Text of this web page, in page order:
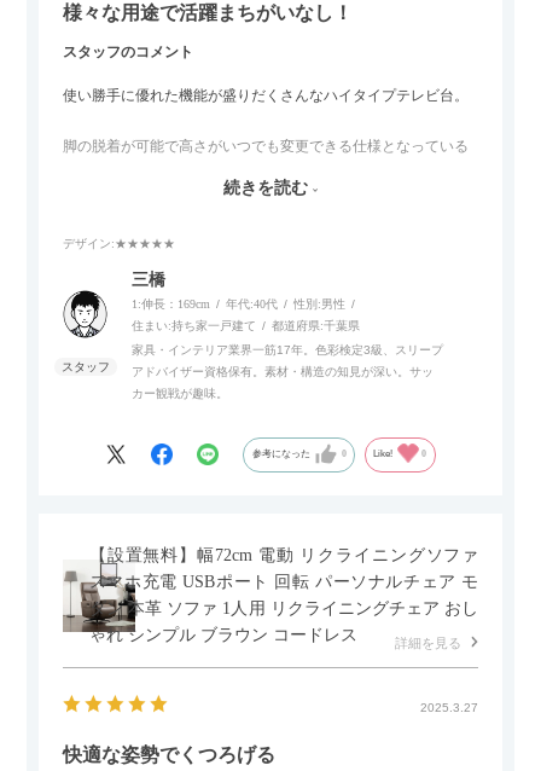
様々な用途で活躍まちがいなし！
スタッフのコメント
使い勝手に優れた機能が盛りだくさんなハイタイプテレビ台。
脚の脱着が可能で高さがいつでも変更できる仕様となっている
また、補助テーブルとして使用可能なスライドテーブルや収納
内部にもプリンターなどが置けるスライド棚板がついているの
でテレビ台以外にもオフィスなどでの収納家具やリビングでの
サイドボードとして多目的な用途に対応しています。
また、扉は横方向へのスライド式となっているので開閉時のス
ペースを最小限に抑えられ、省スペースでご利用いただけるの
続きを読む
デザイン:★★★★★
三橋
1:伸長：169cm 年代:40代 性別:男性
住まい:持ち家一戸建て 都道府県:千葉県
家具・インテリア業界一筋17年。色彩検定3級、スリープ
アドバイザー資格保有。素材・構造の知見が深い。サッ
カー観戦が趣味。
参考になった 0 Like! 0
【設置無料】幅72cm 電動 リクライニングソファ
スマホ充電 USBポート 回転 パーソナルチェア モ
ダン 本革 ソファ 1人用 リクライニングチェア おし
ゃれ シンプル ブラウン コードレス
詳細を見る
2025.3.27
快適な姿勢でくつろげる